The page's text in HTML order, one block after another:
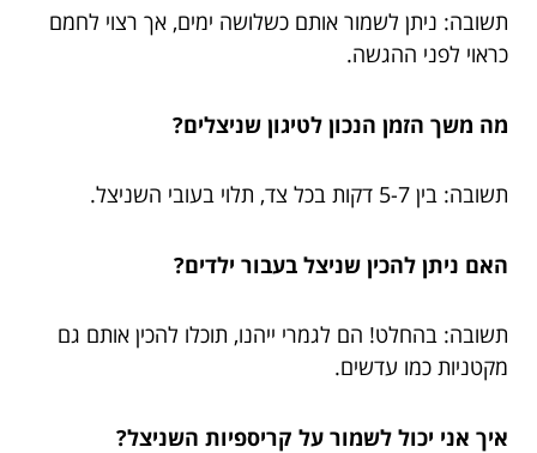
תשובה: ניתן לשמור אותם כשלושה ימים, אך רצוי לחמם
כראוי לפני ההגשה.
מה משך הזמן הנכון לטיגון שניצלים?
תשובה: בין 5-7 דקות בכל צד, תלוי בעובי השניצל.
האם ניתן להכין שניצל בעבור ילדים?
תשובה: בהחלט! הם לגמרי ייהנו, תוכלו להכין אותם גם
מקטניות כמו עדשים.
איך אני יכול לשמור על קריספיות השניצל?